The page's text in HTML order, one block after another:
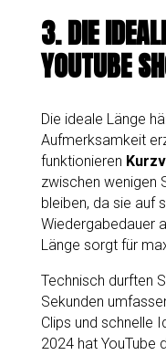
3.DIE
YOUTUBE
Die ideale Länge
Aufmerksamkeit
funktionieren
zwischen wenigen
bleiben, da sie auf
Wiedergabedauer
Länge sorgt für
Technisch durften
Sekunden
Clips und schnelle
2024 hat YouTube